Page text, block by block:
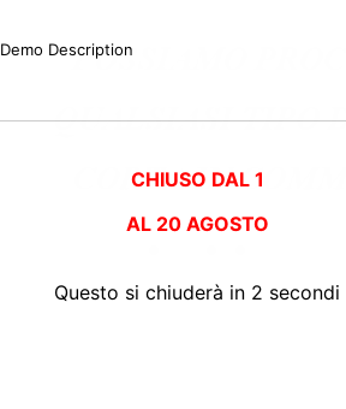
Demo Description
CHIUSO DAL 1
AL 20 AGOSTO
Questo si chiuderà in 2 secondi